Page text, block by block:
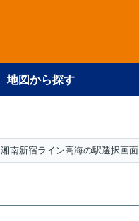
地図から探す
湘南新宿ライン高海の駅選択画面